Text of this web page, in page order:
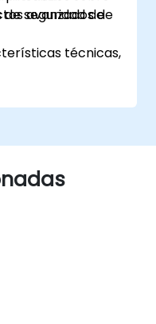
seguridad de
avanzados de
técnicas,
producto
Fortinet en
Fortinet para